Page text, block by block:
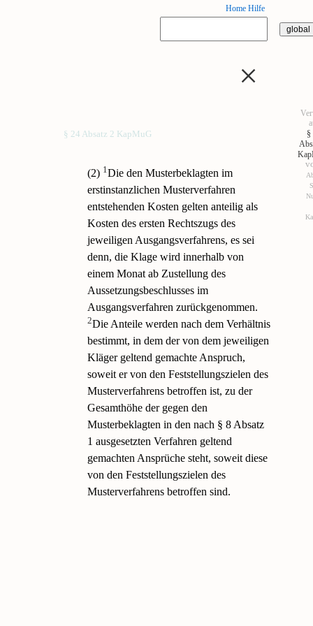
Home Hilfe
×
§ 24 Absatz 2 KapMuG
(2) 1 Die den Musterbeklagten im
erstinstanzlichen Musterverfahren
entstehenden Kosten gelten anteilig als
Kosten des ersten Rechtszugs des
jeweiligen Ausgangsverfahrens, es sei
denn, die Klage wird innerhalb von
einem Monat ab Zustellung des
Aussetzungsbeschlusses im
Ausgangsverfahren zurückgenommen.
2Die Anteile werden nach dem Verhältnis
bestimmt, in dem der von dem jeweiligen
Kläger geltend gemachte Anspruch,
soweit er von den Feststellungszielen des
Musterverfahrens betroffen ist, zu der
Gesamthöhe der gegen den
Musterbeklagten in den nach § 8 Absatz
1 ausgesetzten Verfahren geltend
gemachten Ansprüche steht, soweit diese
von den Feststellungszielen des
Musterverfahrens betroffen sind.
§